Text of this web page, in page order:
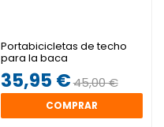
Portabicicletas de techo
para la baca
35,95 €45,00 €
COMPRAR